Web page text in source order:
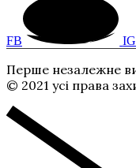
FB IG
Перше незалежне
© 2021 усі права